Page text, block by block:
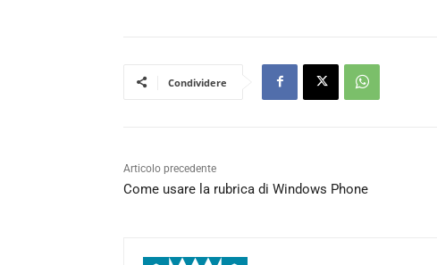
Condividere
Articolo precedente
Come usare la rubrica di Windows Phone